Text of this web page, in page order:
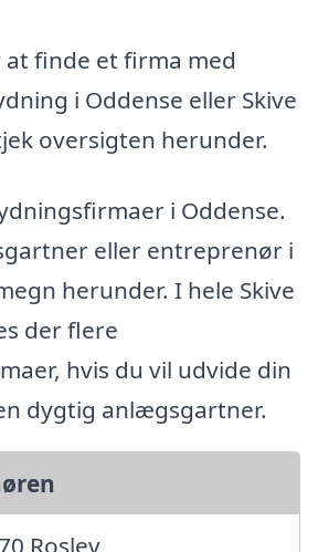
finde et firma med
i Oddense eller Skive
oversigten herunder.
i Oddense.
eller entreprenør i
herunder. I hele Skive
der flere
hvis du vil udvide din
dygtig anlægsgartner.
Roslev